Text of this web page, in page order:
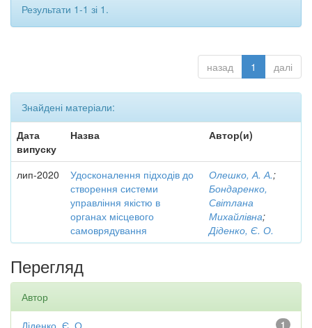
Результати 1-1 зі 1.
назад 1 далі
Знайдені матеріали:
Дата
випуску
Назва Автор(и)
лип-2020
Удосконалення підходів до
створення системи
управління якістю в
органах місцевого
самоврядування
Олешко, А. А.;
Бондаренко,
Світлана
Михайлівна;
Діденко, Є. О.
Перегляд
Автор
1
Діденко, Є. О.